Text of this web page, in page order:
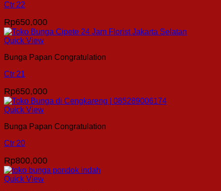
Ctr 22
Rp650,000
Quick View
Bunga Papan Congratulation
Ctr 21
Rp650,000
Quick View
Bunga Papan Congratulation
Ctr 20
Rp800,000
Quick View